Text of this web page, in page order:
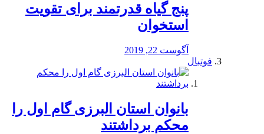
پنج گیاه قدرتمند برای تقویت
استخوان
آگوست 22, 2019
فوتبال
بانوان استان البرزی گام اول را
محكم برداشتند